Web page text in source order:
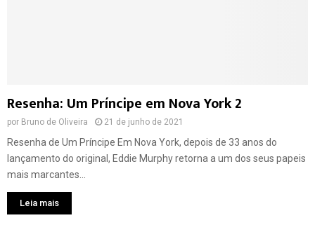
Resenha: Um Príncipe em Nova York 2
por Bruno de Oliveira 21 de junho de 2021
Resenha de Um Príncipe Em Nova York, depois de 33 anos do
lançamento do original, Eddie Murphy retorna a um dos seus papeis
mais marcantes...
Leia mais